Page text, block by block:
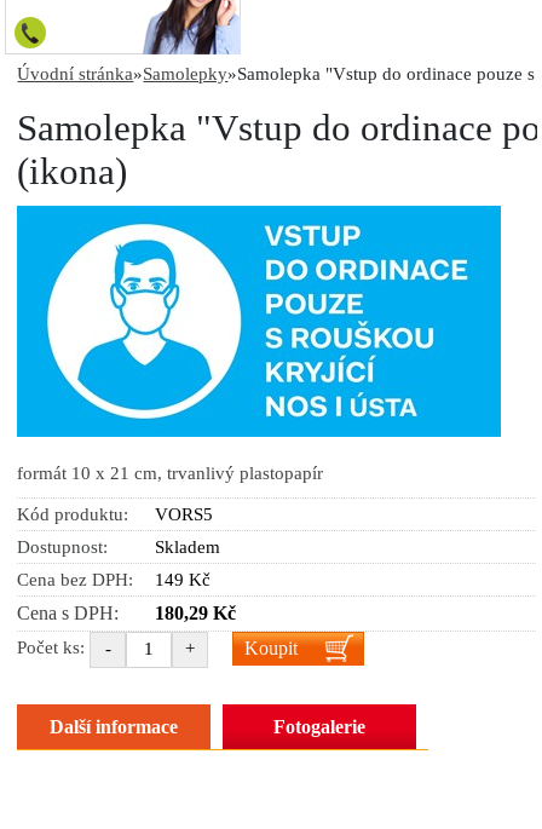
Úvodní stránka»Samolepky»Samolepka "Vstup do ordinace pouze
Samolepka "Vstup do ordinace
(ikona)
formát 10 x 21 cm, trvanlivý plastopapír
Kód produktu:
VORS5
Dostupnost:
Skladem
Cena bez DPH:
149 Kč
Cena s DPH: 180,29 Kč
Počet ks: - + Koupit
Další informace Fotogalerie